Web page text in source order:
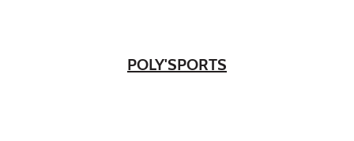
POLY'SPORTS